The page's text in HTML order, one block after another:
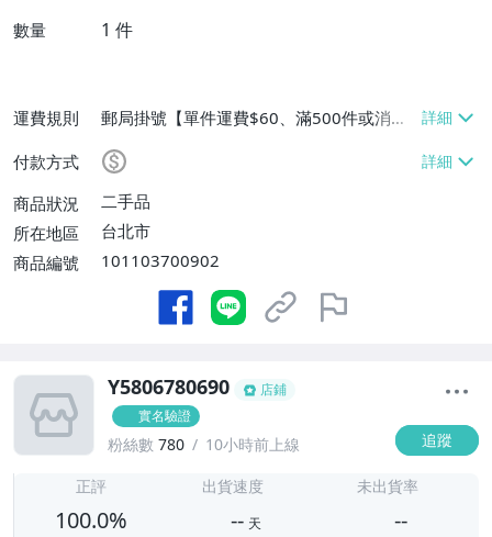
數量 1 件
運費規則
郵局掛號【單件運費$60、滿500件或消費
滿$20000免運費】
付款方式
商品狀況
二手品
所在地區
台北市
商品編號
101103700902
Y5806780690
店鋪
實名驗證
粉絲數 780 10小時前上線 追蹤
正評
100.0%
出貨速度
-- 天
未出貨率
--